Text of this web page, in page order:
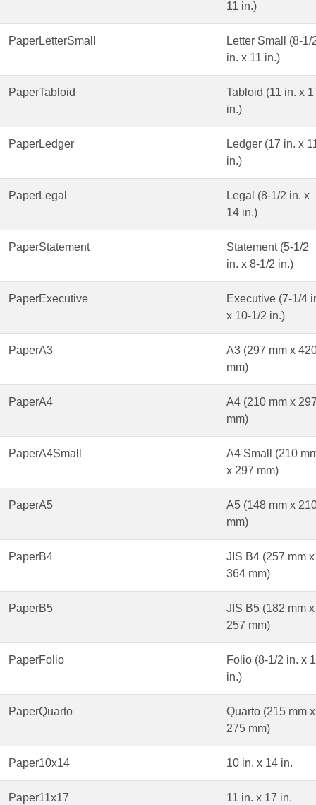
11 in.)
PaperLetterSmall
Letter Small (8-1/
in. x 11 in.)
PaperTabloid
Tabloid (11 in. x
in.)
PaperLedger
Ledger (17 in. x
in.)
PaperLegal
Legal (8-1/2 in. x
14 in.)
PaperStatement
Statement (5-1/2
in. x 8-1/2 in.)
PaperExecutive
Executive (7-1/4
x 10-1/2 in.)
PaperA3
A3 (297 mm x
mm)
PaperA4
A4 (210 mm x
mm)
PaperA4Small
A4 Small (210
x 297 mm)
PaperA5
A5 (148 mm x
mm)
PaperB4
JIS B4 (257 mm x
364 mm)
PaperB5
JIS B5 (182 mm x
257 mm)
PaperFolio
Folio (8-1/2 in. x
in.)
PaperQuarto
Quarto (215 mm x
275 mm)
Paper10x14 10 in. x 14 in.
Paper11x17 11 in. x 17 in.